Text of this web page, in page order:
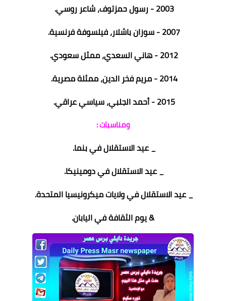
2003 - رسول حمزتوف، شاعر روسي.
2007 - سوزان باشلار، فيلسوفة فرنسية.
2012 - هاني السعدي، ممثل سعودي.
2014 - مريم فخر الدين، ممثلة مصرية.
2015 - أحمد الجلبي، سياسي عراقي.
ومناسبات :
_ عيد الاستقلال في بنما.
_ عيد الاستقلال في دومينيكا.
_ عيد الاستقلال في ولايات ميكرونيسيا المتحدة.
& يوم الثقافة في اليابان.